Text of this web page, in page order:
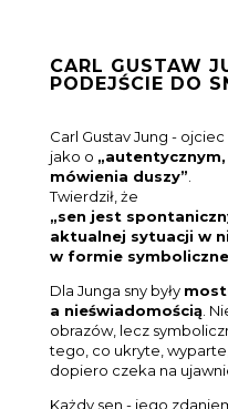
CARL GUSTAW
PODEJŚCIE DO
Carl Gustav Jung -
jako o
mówienia duszy”.
Twierdził, że
„sen jest
aktualnej sytuacji w
w formie
Dla Junga sny były
a nieświadomością.
obrazów, lecz
tego, co ukryte,
dopiero czeka na
Każdy sen - jego